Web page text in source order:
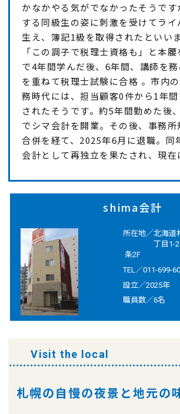
かなかやる気がでなかったそうです
する同級生の姿に刺激を受けてラ
生え、簿記1級を取得されたといい
「この調子で税理士資格も」と本
で4年間学んだ後、6年間、講師を
を重ねて税理士試験に合格 。市内
務時代には、担当顧客0件から1年
されたそうです。約5年間勤めた後
でシマ会計を開業。その後、事務所
合併を経て、2025年6月に退職。
会計として再独立を果たされ、現在
shima会計
所在地／北海道
丁目1-
条2F
TEL／011-699-
設立／2025年
職員数／6名
Visit the local
札幌の自慢の夜景と地元の